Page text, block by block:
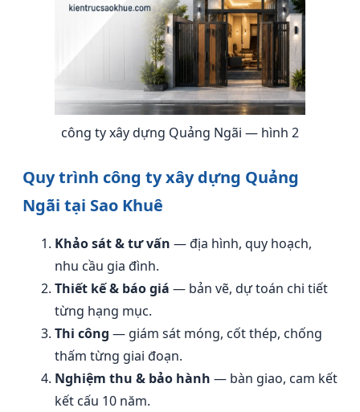
công ty xây dựng Quảng Ngãi — hình 2
Quy trình công ty xây dựng Quảng
Ngãi tại Sao Khuê
Khảo sát & tư vấn — địa hình, quy hoạch,
nhu cầu gia đình.
Thiết kế & báo giá — bản vẽ, dự toán chi tiết
từng hạng mục.
Thi công — giám sát móng, cốt thép, chống
thấm từng giai đoạn.
Nghiệm thu & bảo hành — bàn giao, cam kết
kết cấu 10 năm.